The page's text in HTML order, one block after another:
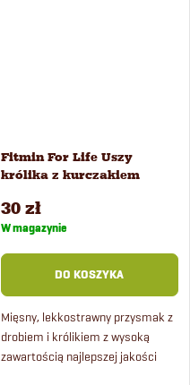
Fitmin For Life Uszy
królika z kurczakiem
30 zł
W magazynie
DO KOSZYKA
Mięsny, lekkostrawny przysmak z
drobiem i królikiem z wysoką
zawartością najlepszej jakości